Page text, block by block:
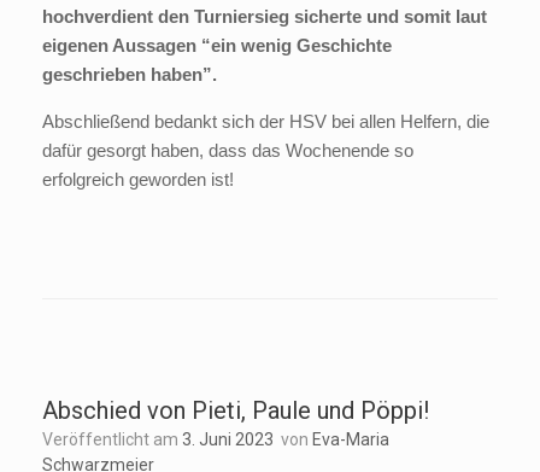
hochverdient den Turniersieg sicherte und somit laut
eigenen Aussagen “ein wenig Geschichte
geschrieben haben”.
Abschließend bedankt sich der HSV bei allen Helfern, die
dafür gesorgt haben, dass das Wochenende so
erfolgreich geworden ist!
Abschied von Pieti, Paule und Pöppi!
Veröffentlicht am 3. Juni 2023 von Eva-Maria
Schwarzmeier